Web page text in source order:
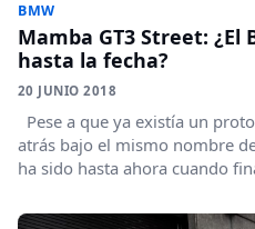
BMW
Mamba GT3 Street: ¿El
hasta la fecha?
20 JUNIO 2018
Pese a que ya existía un
atrás bajo el mismo nombre
ha sido hasta ahora cuando